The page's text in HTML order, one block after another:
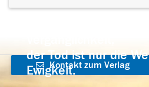
der Tod ist nur die
Ewigkeit.
Kontakt zum Verlag